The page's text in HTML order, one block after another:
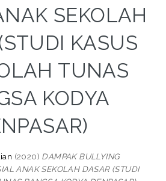
SEKOLAH
KASUS
TUNAS
KODYA
(2020) DAMPAK BULLYING
ANAK SEKOLAH DASAR (STUDI